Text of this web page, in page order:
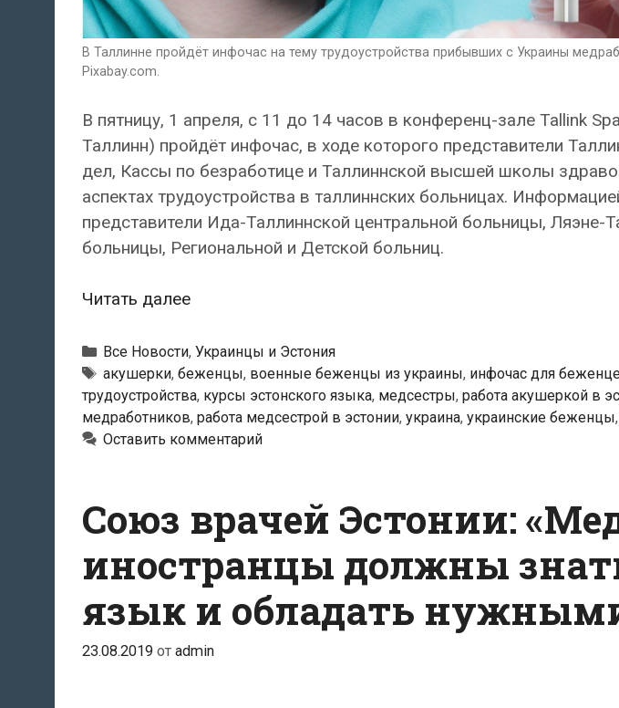
В Таллинне пройдёт инфочас на тему трудоустройства прибывших с Украины
Pixabay.com.
В пятницу, 1 апреля, с 11 до 14 часов в конференц-зале Tallink
Таллинн) пройдёт инфочас, в ходе которого представители
дел, Кассы по безработице и Таллиннской высшей школы
аспектах трудоустройства в таллиннских больницах.
представители Ида-Таллиннской центральной больницы, Ляэне-
больницы, Региональной и Детской больниц.
Читать далееВ
пройдёт
инфочас
на
тему
трудоустройства
Украины
медработников
Рубрики
Все Новости, Украинцы и Эстония
Метки
акушерки, беженцы, военные беженцы из украины, инфочас для
трудоустройства, курсы эстонского языка, медсестры, работа акушеркой в
медработников, работа медсестрой в эстонии, украина, украинские беженцы,
Оставить комментарий
Союз врачей Эстонии:
иностранцы должны
язык и обладать
23.08.2019 от admin